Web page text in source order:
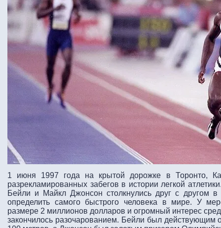
1 июня 1997 года на крытой дорожке в Торонто,
разрекламированных забегов в истории легкой
Бейли и Майкл Джонсон столкнулись друг с другом
определить самого быстрого человека в мире. У
размере 2 миллионов долларов и огромный интерес
закончилось разочарованием. Бейли был действующим